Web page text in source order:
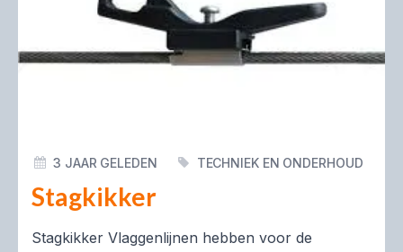
Stagkikker
3 JAAR GELEDEN TECHNIEK EN ONDERHOUD
Stagkikker Vlaggenlijnen hebben voor de